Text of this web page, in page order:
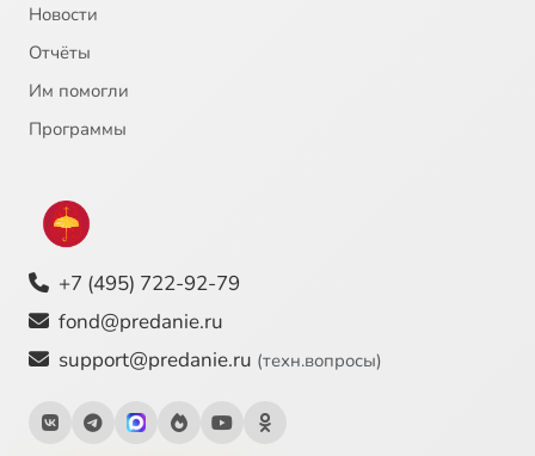
Новости
Отчёты
Им помогли
Программы
+7 (495) 722-92-79
fond@predanie.ru
support@predanie.ru (техн.вопросы)